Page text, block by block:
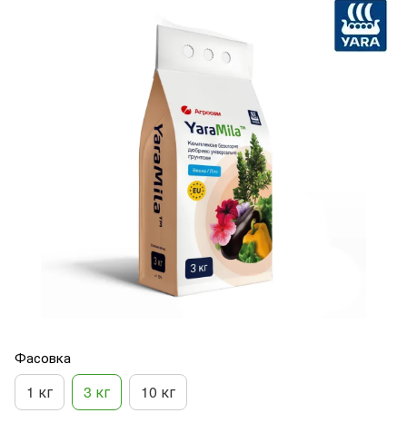
Фасовка
1 кг 3 кг 10 кг